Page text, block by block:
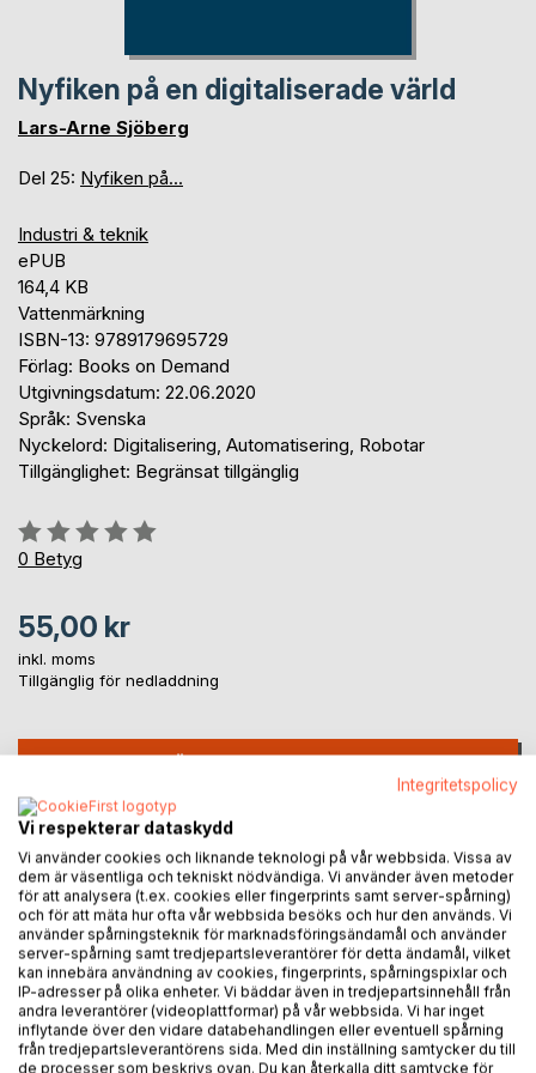
Nyfiken på en digitaliserade värld
Lars-Arne Sjöberg
Del 25: Nyfiken på...
Industri & teknik
ePUB
164,4 KB
Vattenmärkning
ISBN-13: 9789179695729
Förlag: Books on Demand
Utgivningsdatum: 22.06.2020
Språk: Svenska
Nyckelord: Digitalisering, Automatisering, Robotar
Tillgänglighet: Begränsat tillgänglig
Betyg::
0%
0 Betyg
55,00 kr
inkl. moms
Tillgänglig för nedladdning
Lägg till i kom-ihåglista
Recensera titel
BESKRIVNING
Integritetspolicy
Vi respekterar dataskydd
Vi använder cookies och liknande teknologi på vår webbsida. Vissa av
dem är väsentliga och tekniskt nödvändiga. Vi använder även metoder
för att analysera (t.ex. cookies eller fingerprints samt server-spårning)
och för att mäta hur ofta vår webbsida besöks och hur den används. Vi
använder spårningsteknik för marknadsföringsändamål och använder
server-spårning samt tredjepartsleverantörer för detta ändamål, vilket
kan innebära användning av cookies, fingerprints, spårningspixlar och
IP-adresser på olika enheter. Vi bäddar även in tredjepartsinnehåll från
andra leverantörer (videoplattformar) på vår webbsida. Vi har inget
inflytande över den vidare databehandlingen eller eventuell spårning
från tredjepartsleverantörens sida. Med din inställning samtycker du till
de processer som beskrivs ovan. Du kan återkalla ditt samtycke för